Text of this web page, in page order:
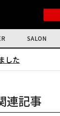
SALON
した
連記事